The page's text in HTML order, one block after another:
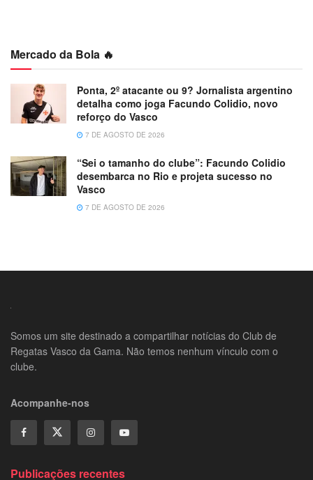
Mercado da Bola 🔥
Ponta, 2º atacante ou 9? Jornalista argentino
detalha como joga Facundo Colidio, novo
reforço do Vasco
7 DE AGOSTO DE 2026
“Sei o tamanho do clube”: Facundo Colidio
desembarca no Rio e projeta sucesso no
Vasco
7 DE AGOSTO DE 2026
Somos um site destinado a compartilhar notícias do Club de
Regatas Vasco da Gama. Não temos nenhum vínculo com o
clube.
Acompanhe-nos
Publicações recentes